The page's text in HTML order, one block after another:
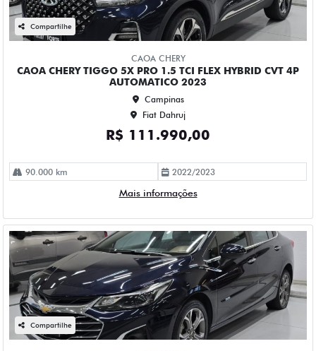
Mais informações
CHEVROLET CRUZE 1.4 TURBO FLEX PREMIER AUTOMATICO
Campinas
Fiat Dahruj
R$ 115.990,00
61.000 km 2022/2023
Mais informações